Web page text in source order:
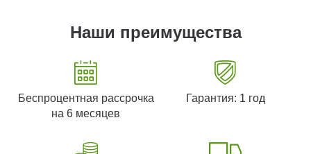
Наши преимущества
Беспроцентная рассрочка
на 6 месяцев
Гарантия: 1 год